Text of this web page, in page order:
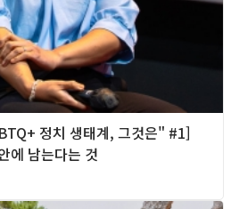
정치 생태계, 그것은" #1]
에 남는다는 것